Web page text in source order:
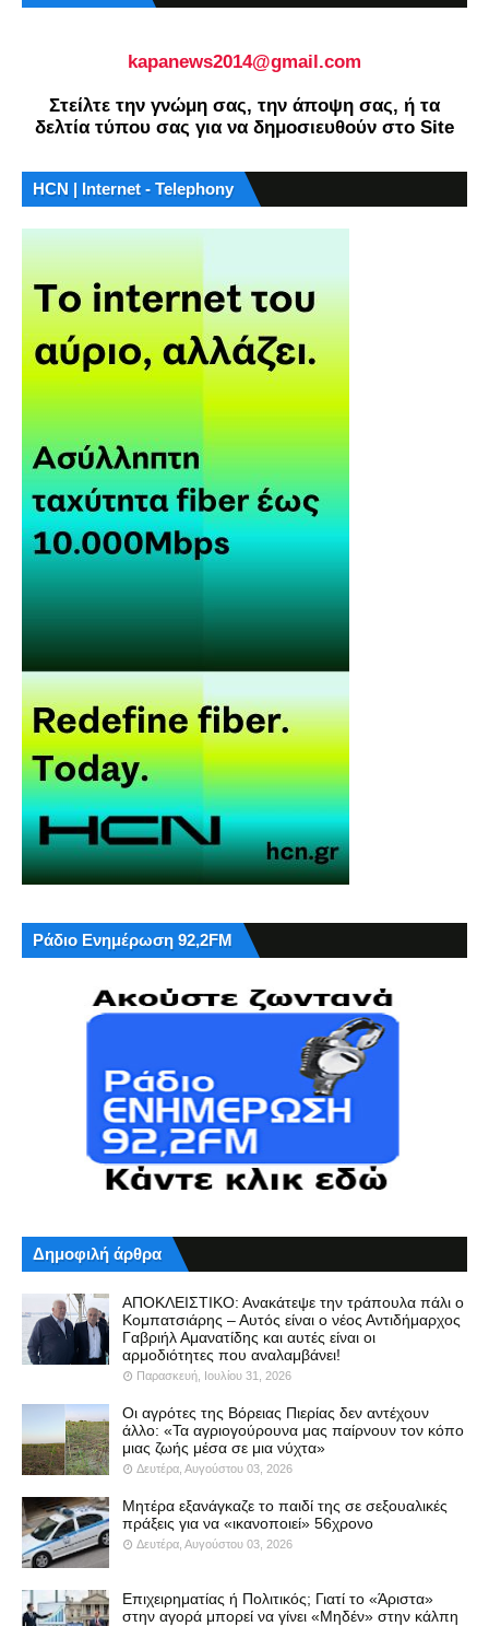
kapanews2014@gmail.com
Στείλτε την γνώμη σας, την άποψη σας, ή τα
δελτία τύπου σας για να δημοσιευθούν στο Site
HCN | Internet - Telephony
Ράδιο Ενημέρωση 92,2FM
Δημοφιλή άρθρα
ΑΠΟΚΛΕΙΣΤΙΚΟ: Ανακάτεψε την τράπουλα πάλι ο
Κομπατσιάρης – Αυτός είναι ο νέος Αντιδήμαρχος
Γαβριήλ Αμανατίδης και αυτές είναι οι
αρμοδιότητες που αναλαμβάνει!
Παρασκευή, Ιουλίου 31, 2026
Οι αγρότες της Βόρειας Πιερίας δεν αντέχουν
άλλο: «Τα αγριογούρουνα μας παίρνουν τον κόπο
μιας ζωής μέσα σε μια νύχτα»
Δευτέρα, Αυγούστου 03, 2026
Μητέρα εξανάγκαζε το παιδί της σε σεξουαλικές
πράξεις για να «ικανοποιεί» 56χρονο
Δευτέρα, Αυγούστου 03, 2026
Επιχειρηματίας ή Πολιτικός; Γιατί το «Άριστα»
στην αγορά μπορεί να γίνει «Μηδέν» στην κάλπη